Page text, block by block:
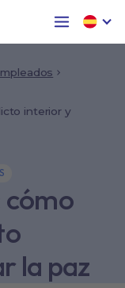
interior y
la paz